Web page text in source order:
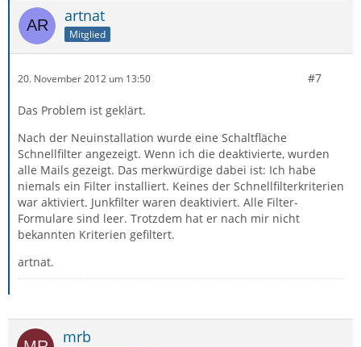
artnat
Mitglied
20. November 2012 um 13:50 #7
Das Problem ist geklärt.
Nach der Neuinstallation wurde eine Schaltfläche
Schnellfilter angezeigt. Wenn ich die deaktivierte, wurden
alle Mails gezeigt. Das merkwürdige dabei ist: Ich habe
niemals ein Filter installiert. Keines der Schnellfilterkriterien
war aktiviert. Junkfilter waren deaktiviert. Alle Filter-
Formulare sind leer. Trotzdem hat er nach mir nicht
bekannten Kriterien gefiltert.
artnat.
mrb